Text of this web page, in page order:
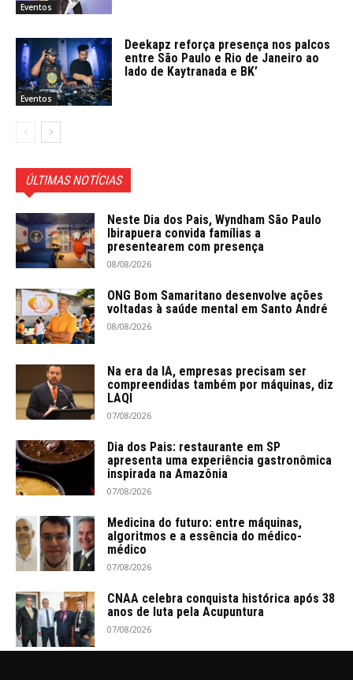
Eventos
Eventos
Deekapz reforça presença nos palcos
entre São Paulo e Rio de Janeiro ao
lado de Kaytranada e BK’
ÚLTIMAS NOTÍCIAS
Neste Dia dos Pais, Wyndham São Paulo
Ibirapuera convida famílias a
presentearem com presença
08/08/2026
ONG Bom Samaritano desenvolve ações
voltadas à saúde mental em Santo André
08/08/2026
Na era da IA, empresas precisam ser
compreendidas também por máquinas, diz
LAQI
07/08/2026
Dia dos Pais: restaurante em SP
apresenta uma experiência gastronômica
inspirada na Amazônia
07/08/2026
Medicina do futuro: entre máquinas,
algoritmos e a essência do médico-
médico
07/08/2026
CNAA celebra conquista histórica após 38
anos de luta pela Acupuntura
07/08/2026